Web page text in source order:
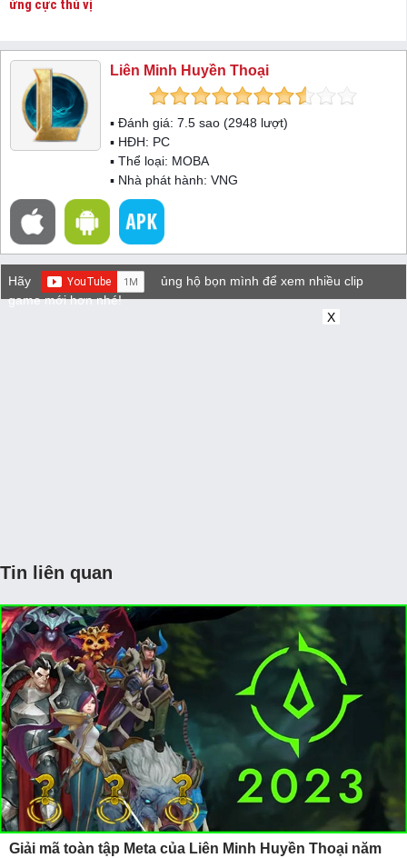
ứng cực thú vị
Liên Minh Huyền Thoại
▪ Đánh giá: 7.5 sao (2948 lượt)
▪ HĐH: PC
▪ Thể loại: MOBA
▪ Nhà phát hành: VNG
Hãy
ủng hộ bọn mình để xem nhiều clip
game mới hơn nhé!
X
Tin liên quan
Giải mã toàn tập Meta của Liên Minh Huyền Thoại năm